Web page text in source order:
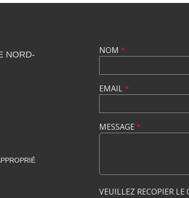
NORD-
NOM *
EMAIL*
MESSAGE *
VEUILLEZ RECOPIER LE